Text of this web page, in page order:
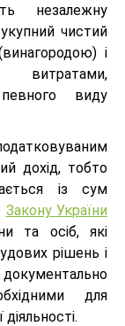
незалежну
чистий
і
витратами,
виду
дохід, тобто
із сум
Закону України
та осіб, які
рішень і
для